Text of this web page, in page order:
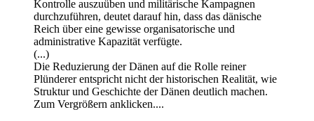
Kontrolle auszuüben und militärische Kampagnen
durchzuführen, deutet darauf hin, dass das dänische
Reich über eine gewisse organisatorische und
administrative Kapazität verfügte.
(...)
Die Reduzierung der Dänen auf die Rolle reiner
Plünderer entspricht nicht der historischen Realität, wie
Struktur und Geschichte der Dänen deutlich machen.
Zum Vergrößern anklicken....